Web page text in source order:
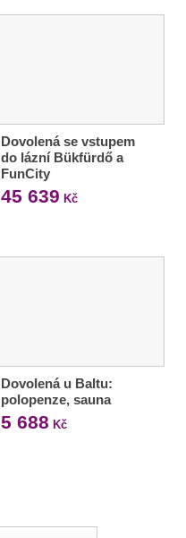
Dovolená se vstupem
do lázní Bükfürdő a
FunCity
45 639 Kč
Dovolená u Baltu:
polopenze, sauna
5 688 Kč